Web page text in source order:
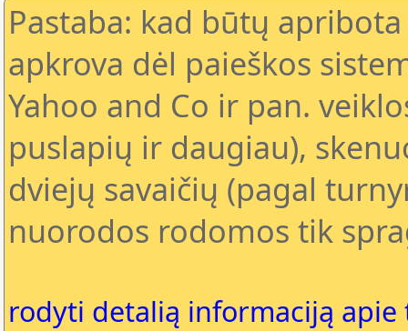
Pastaba: kad būtų
apkrova dėl paieškos
Yahoo and Co ir pan.
puslapių ir daugiau),
dviejų savaičių (pagal
nuorodos rodomos tik
rodyti detalią informaciją